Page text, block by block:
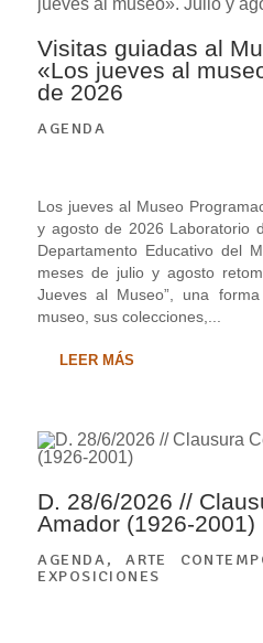
Visitas guiadas al
«Los jueves al
de 2026
AGENDA
Los jueves al Museo
y agosto de 2026 Laboratorio
Departamento Educativo del
meses de julio y agosto
Jueves al Museo”, una
museo, sus colecciones,...
LEER MÁS
D. 28/6/2026 //
Amador (1926-2001)
AGENDA,ARTE
EXPOSICIONES